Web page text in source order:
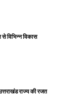
विभिन्न विकास
राज्य की रजत